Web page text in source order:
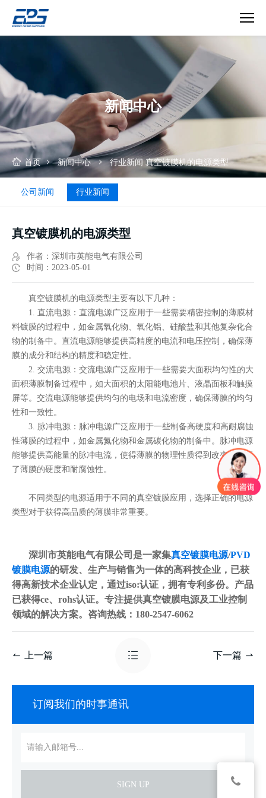
镀
机
的
电
源
类
新闻中心
首页 新闻中心 行业新闻 真空镀膜机的电源类型
公司新闻 行业新闻
真空镀膜机的电源类型
作者：深圳市英能电气有限公司
时间：2023-05-01
真空镀膜机的电源类型主要有以下几种：
1. 直流电源：直流电源广泛应用于一些需要精密控制的薄膜材
料镀膜的过程中，如金属氧化物、氧化铝、硅酸盐和其他复杂化合
物的制备中。直流电源能够提供高精度的电流和电压控制，确保薄
膜的成分和结构的精度和稳定性。
2. 交流电源：交流电源广泛应用于一些需要大面积均匀性的大
面积薄膜制备过程中，如大面积的太阳能电池片、液晶面板和触摸
屏等。交流电源能够提供均匀的电场和电流密度，确保薄膜的均匀
性和一致性。
3. 脉冲电源：脉冲电源广泛应用于一些制备高硬度和高耐腐蚀
性薄膜的过程中，如金属氮化物和金属碳化物的制备中。脉冲电源
能够提供高能量的脉冲电流，使得薄膜的物理性质得到改变，提高
了薄膜的硬度和耐腐蚀性。
不同类型的电源适用于不同的真空镀膜应用，选择正确的电源
类型对于获得高品质的薄膜非常重要。
深圳市英能电气有限公司是一家集真空镀膜电源/PVD
镀膜电源的研发、生产与销售为一体的高科技企业，已获
得高新技术企业认定，通过iso:认证，拥有专利多份。产品
已获得ce、rohs认证。专注提供真空镀膜电源及工业控制
领域的解决方案。咨询热线：180-2547-6062
上一篇 下一篇
订阅我们的时事通讯
SIGN UP